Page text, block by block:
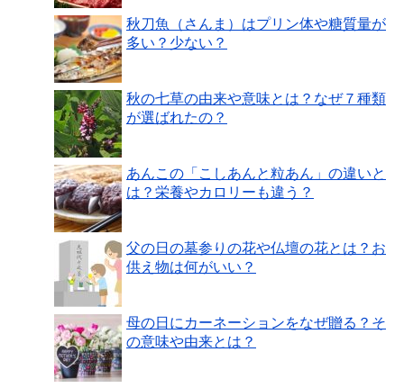
秋刀魚（さんま）はプリン体や糖質量が
多い？少ない？
秋の七草の由来や意味とは？なぜ７種類
が選ばれたの？
あんこの「こしあんと粒あん」の違いと
は？栄養やカロリーも違う？
父の日の墓参りの花や仏壇の花とは？お
供え物は何がいい？
母の日にカーネーションをなぜ贈る？そ
の意味や由来とは？